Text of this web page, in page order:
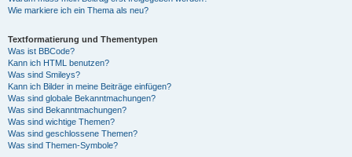
Wie markiere ich ein Thema als neu?
Textformatierung und Thementypen
Was ist BBCode?
Kann ich HTML benutzen?
Was sind Smileys?
Kann ich Bilder in meine Beiträge einfügen?
Was sind globale Bekanntmachungen?
Was sind Bekanntmachungen?
Was sind wichtige Themen?
Was sind geschlossene Themen?
Was sind Themen-Symbole?